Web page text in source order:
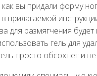
вы придали форму
прилагаемой
для размягчения
гель для
просто обсохнет и